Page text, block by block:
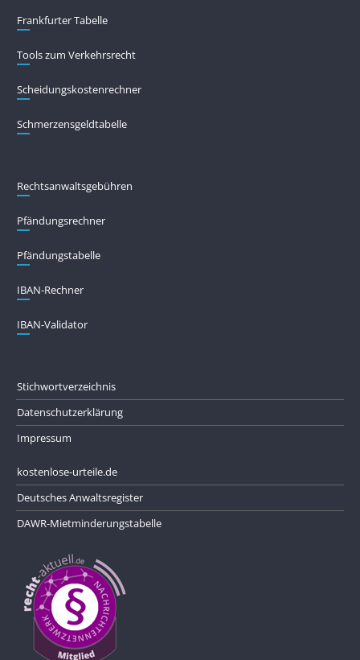
Frankfurter Tabelle
Tools zum Verkehrsrecht
Scheidungskostenrechner
Schmerzensgeldtabelle
Rechtsanwaltsgebühren
Pfändungs­rechner
Pfändungs­tabelle
IBAN-Rechner
IBAN-Validator
Stichwortverzeichnis
Datenschutzerklärung
Impressum
kostenlose-urteile.de
Deutsches Anwaltsregister
DAWR-Mietminderungstabelle